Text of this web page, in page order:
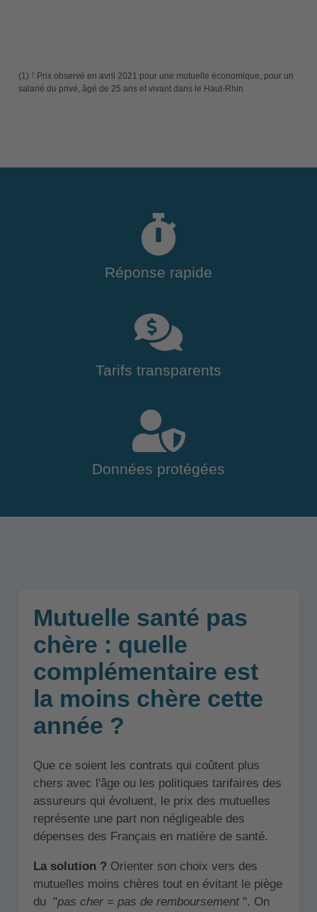
(1)
Prix observé en avril 2021 pour une mutuelle économique, pour un
salarié du privé, âgé de 25 ans et vivant dans le Haut-Rhin
Réponse rapide
Tarifs transparents
Données protégées
Mutuelle santé pas
chère : quelle
complémentaire est
la moins chère cette
année ?
Que ce soient les contrats qui coûtent plus
chers avec l'âge ou les politiques tarifaires des
assureurs qui évoluent, le prix des mutuelles
représente une part non négligeable des
dépenses des Français en matière de santé.
La solution ?Orienter son choix vers des
mutuelles moins chères tout en évitant le piège
du "pas cher = pas de remboursement". On